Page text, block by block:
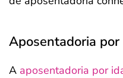
Aposentadoria por
A aposentadoria por